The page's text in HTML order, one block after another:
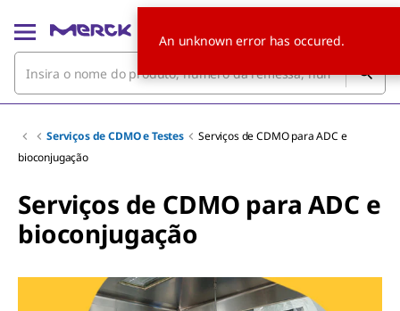
Serviços de CDMO e Testes
Serviços de CDMO para ADC e
bioconjugação
Serviços de CDMO para ADC e
bioconjugação
An unknown error has occured.